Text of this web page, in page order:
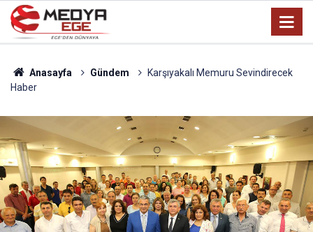
Anasayfa Gündem
Karşıyakalı Memuru Sevindirecek
Haber